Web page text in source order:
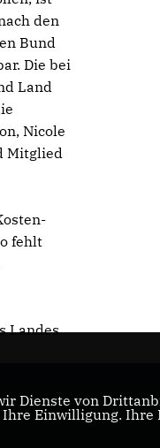
den
Bund
Die bei
Land
Nicole
Mitglied
fehlt
Landes
Dienste von
Einwilligung. Ihre